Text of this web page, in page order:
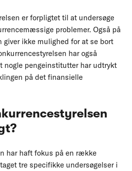
er forpligtet til at undersøge
problemer. Også på
giver ikke mulighed for at se bort
har også
nogle pengeinstitutter har udtrykt
på det finansielle
har haft fokus på en række
tre specifikke undersøgelser i